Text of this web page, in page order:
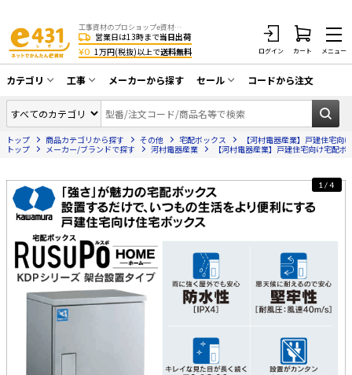
工事資材のプロショップe資材 CATV・アンテナ・防犯・光・LAN・電気・空調工事など
営業日は13時まで当日出荷
¥0 1万円(税抜)以上で送料無料 ログイン カート メニュー
カテゴリ
同軸ケーブル／テレビ用接栓／関連工具
アンテナ・取付金具・ブースター／CATV
部材類
プ類 他）
防犯工事関連
HDMIケーブル・周辺機器／RCAケーブル
電話線／コネクタ／アダプタ
光ファイバー・融着接続機関連
LANケーブル・コネクタ・関連資材/機器
ネットワーク機器
工事
CATV・アンテナ工事
光工事・FTTH工事
防犯カメラ工事
LAN配線工事
電話工事
電気配管工事
メーカーから探す セール
在庫一掃セール
コードから注文
トップ 商品カテゴリから探す その他 宅配ボックス
【河村電器産業】戸建住宅向
トップ
メーカー/ブランドで探す 河村電器産業 【河村電器産業】戸建住宅向け宅配
1/4